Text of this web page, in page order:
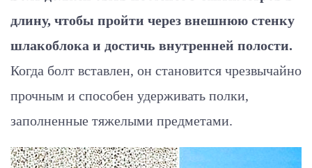
длину, чтобы пройти через внешнюю стенку
шлакоблока и достичь внутренней полости.
Когда болт вставлен, он становится чрезвычайно
прочным и способен удерживать полки,
заполненные тяжелыми предметами.